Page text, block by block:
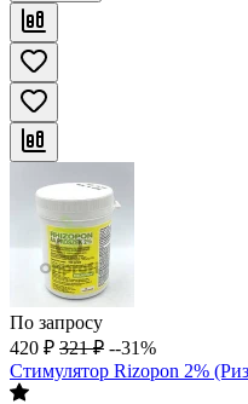
По запросу
420 ₽ 321 ₽ --31%
Стимулятор Rizopon 2%